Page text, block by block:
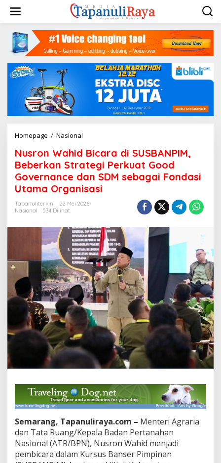
konten
Homepage / Nasional
Bicara
di
SUSBANPIM,
Beberkan
Strategi
Good
SDM
sebagai
Fondasi
Utama
Organisasi
Nusron Wahid Bicara di SUSBANPIM,
Beberkan Strategi Perkuat Good
Governance dan SDM sebagai Fondasi
Utama Organisasi
Tapanuliterkini
22 Mei 2026
Nasional
534 Dilihat
Semarang, Tapanuliraya.com – Menteri Agraria
dan Tata Ruang/Kepala Badan Pertanahan
Nasional (ATR/BPN), Nusron Wahid menjadi
pembicara dalam Kursus Banser Pimpinan